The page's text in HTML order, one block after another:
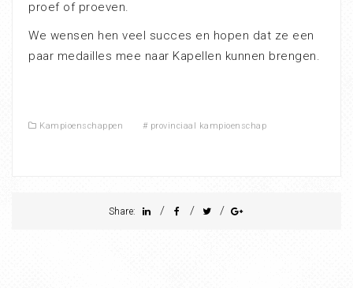
proef of proeven.
We wensen hen veel succes en hopen dat ze een
paar medailles mee naar Kapellen kunnen brengen.
Kampioenschappen # provinciaal kampioenschap
Share: / / /